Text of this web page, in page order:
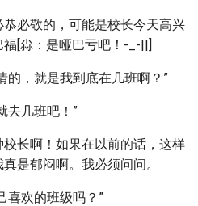
必敬的，可能是校长今天高兴
[尛：是哑巴亏吧！-_-||]
的，就是我到底在几班啊？”
去几班吧！”
长啊！如果在以前的话，这样
是郁闷啊。我必须问问。
喜欢的班级吗？”